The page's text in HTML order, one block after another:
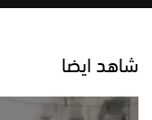
شاهد ايضا